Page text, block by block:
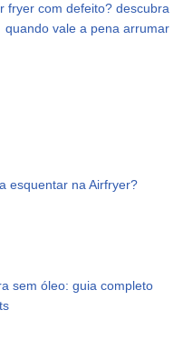
fryer com defeito? descubra
quando vale a pena arrumar
esquentar na Airfryer?
sem óleo: guia completo